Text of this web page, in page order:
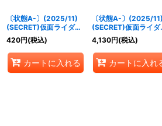
〔状態A-〕(2025/11)
(SECRET)仮面ライダー
ゼイン【M-SEC】
{CB34-025}《紫》
420円(税込)
カートに入れる
〔状態A-〕(2025/11)
(SECRET)仮面ライダ
クウガマイティフォー
[4]【契約X-SEC】
{CB34-CX02}《赤》
4,130円(税込)
カートに入れ